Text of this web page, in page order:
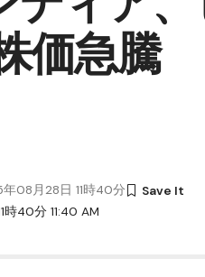
価急騰
40分 11:40 AM
08月28日 11時40分